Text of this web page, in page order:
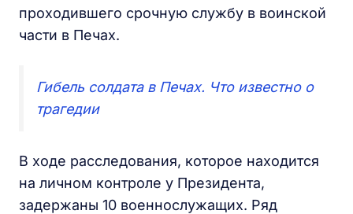
проходившего срочную службу в воинской
части в Печах.
Гибель солдата в Печах. Что известно о
трагедии
В ходе расследования, которое находится
на личном контроле у Президента,
задержаны 10 военнослужащих. Ряд